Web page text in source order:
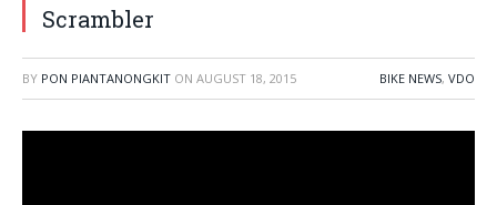
Scrambler
BY PON PIANTANONGKIT ON AUGUST 18, 2015 BIKE NEWS, VDO